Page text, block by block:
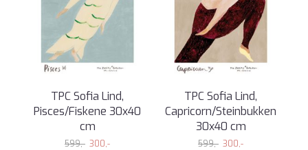
TPC Sofia Lind,
Pisces/Fiskene 30x40
cm
599,- 300,-
TPC Sofia Lind,
Capricorn/Steinbukken
30x40 cm
599,- 300,-